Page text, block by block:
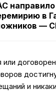
в
—
или
и